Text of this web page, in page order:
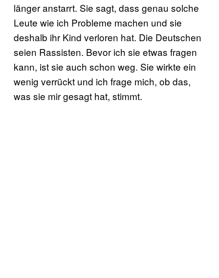
länger anstarrt. Sie sagt, dass genau solche
Leute wie ich Probleme machen und sie
deshalb ihr Kind verloren hat. Die Deutschen
seien Rassisten. Bevor ich sie etwas fragen
kann, ist sie auch schon weg. Sie wirkte ein
wenig verrückt und ich frage mich, ob das,
was sie mir gesagt hat, stimmt.